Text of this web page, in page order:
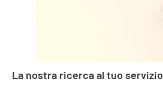
La nostra ricerca al tuo servizio